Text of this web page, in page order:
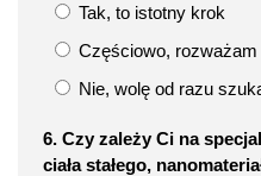
Tak, to istotny krok
Częściowo,
Nie, wolę od razu
6. Czy zależy Ci na
ciała stałego,